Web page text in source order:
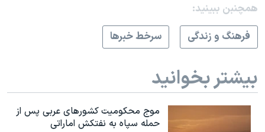
همچنبن ببینید:
فرهنگ و زندگی
سرخط خبرها
بیشتر بخوانید
موج محکومیت کشورهای عربی پس از
حمله سپاه به نفتکش اماراتی